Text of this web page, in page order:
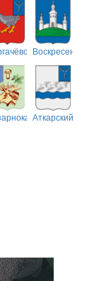
Воскресенский
Аткарский